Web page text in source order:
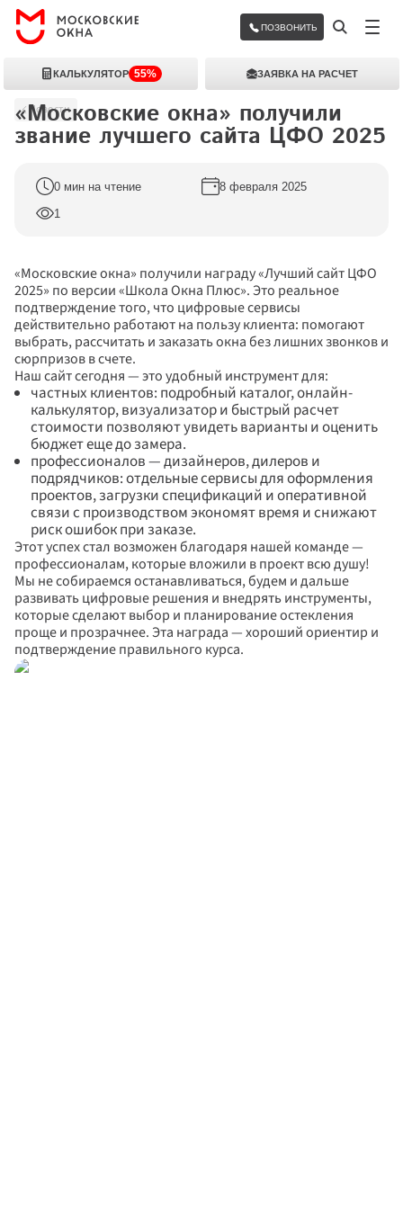
ПОЗВОНИТЬ
КАЛЬКУЛЯТОР 55% ЗАЯВКА НА РАСЧЕТ
Новости
«Московские окна» получили
звание лучшего сайта ЦФО 2025
8 февраля 2025
0 мин на чтение
1
«Московские окна» получили награду «Лучший сайт ЦФО
2025» по версии «Школа Окна Плюс». Это реальное
подтверждение того, что цифровые сервисы
действительно работают на пользу клиента: помогают
выбрать, рассчитать и заказать окна без лишних звонков и
сюрпризов в счете.
Наш сайт сегодня — это удобный инструмент для:
частных клиентов: подробный каталог, онлайн-
калькулятор, визуализатор и быстрый расчет
стоимости позволяют увидеть варианты и оценить
бюджет еще до замера.
профессионалов — дизайнеров, дилеров и
подрядчиков: отдельные сервисы для оформления
проектов, загрузки спецификаций и оперативной
связи с производством экономят время и снижают
риск ошибок при заказе.
Этот успех стал возможен благодаря нашей команде —
профессионалам, которые вложили в проект всю душу!
Мы не собираемся останавливаться, будем и дальше
развивать цифровые решения и внедрять инструменты,
которые сделают выбор и планирование остекления
проще и прозрачнее. Эта награда — хороший ориентир и
подтверждение правильного курса.